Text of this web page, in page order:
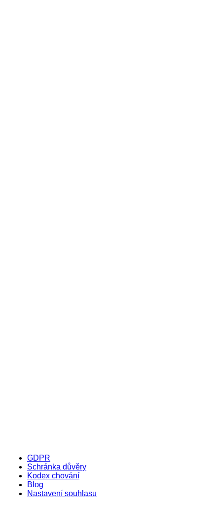
GDPR
Schránka důvěry
Kodex chování
Blog
Nastavení souhlasu